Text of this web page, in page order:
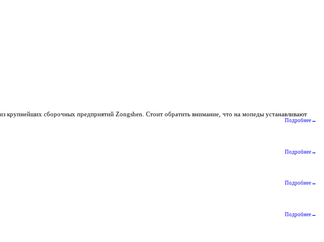
сборочных предприятий Zongshen. Стоит обратить внимание, что на мопеды устанавливают
Подробнее→
Подробнее→
Подробнее→
Подробнее→